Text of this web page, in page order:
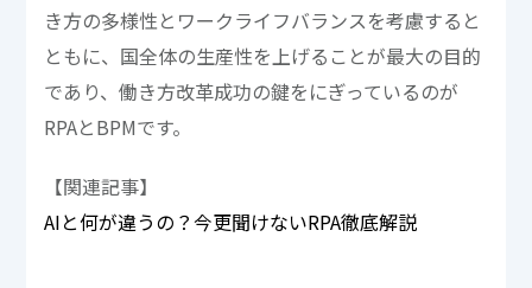
き方の多様性とワークライフバランスを考慮すると
ともに、国全体の生産性を上げることが最大の目的
であり、働き方改革成功の鍵をにぎっているのが
RPAとBPMです。
【関連記事】
AIと何が違うの？今更聞けないRPA徹底解説